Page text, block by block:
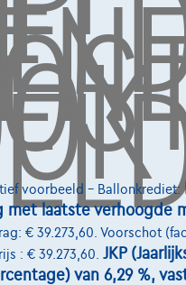
voorbeeld – Ballonkrediet:
met laatste verhoogde
€ 39.273,60. Voorschot
: € 39.273,60. JKP
van 6,29 %,
lease